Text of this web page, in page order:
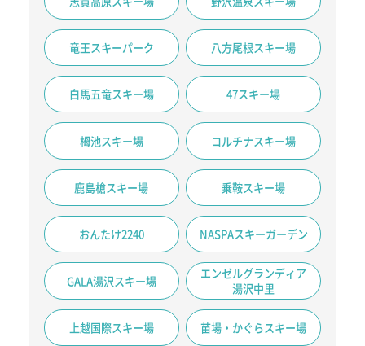
竜王スキーパーク 八方尾根スキー場
白馬五竜スキー場 47スキー場
栂池スキー場 コルチナスキー場
鹿島槍スキー場 乗鞍スキー場
おんたけ2240 NASPAスキーガーデン
GALA湯沢スキー場
エンゼルグランディア
湯沢中里
上越国際スキー場 苗場・かぐらスキー場